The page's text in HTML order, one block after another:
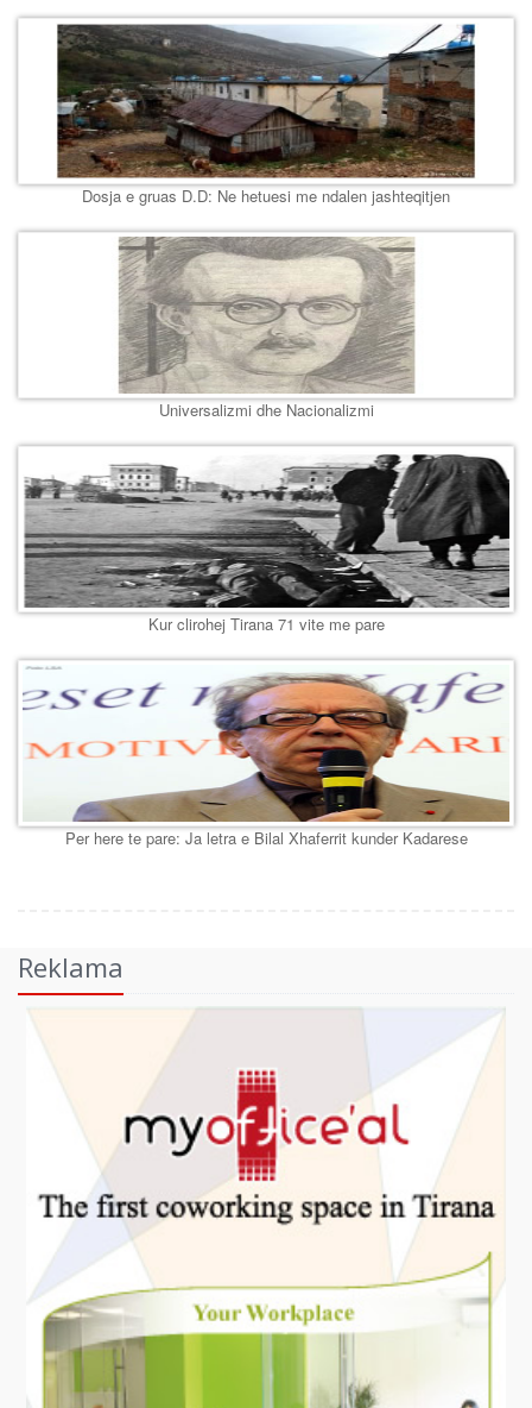
Dosja e gruas D.D: Ne hetuesi me ndalen jashteqitjen
Universalizmi dhe Nacionalizmi
Kur clirohej Tirana 71 vite me pare
Per here te pare: Ja letra e Bilal Xhaferrit kunder Kadarese
Reklama